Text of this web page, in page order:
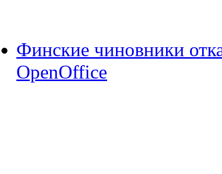
Финские чиновники
OpenOffice